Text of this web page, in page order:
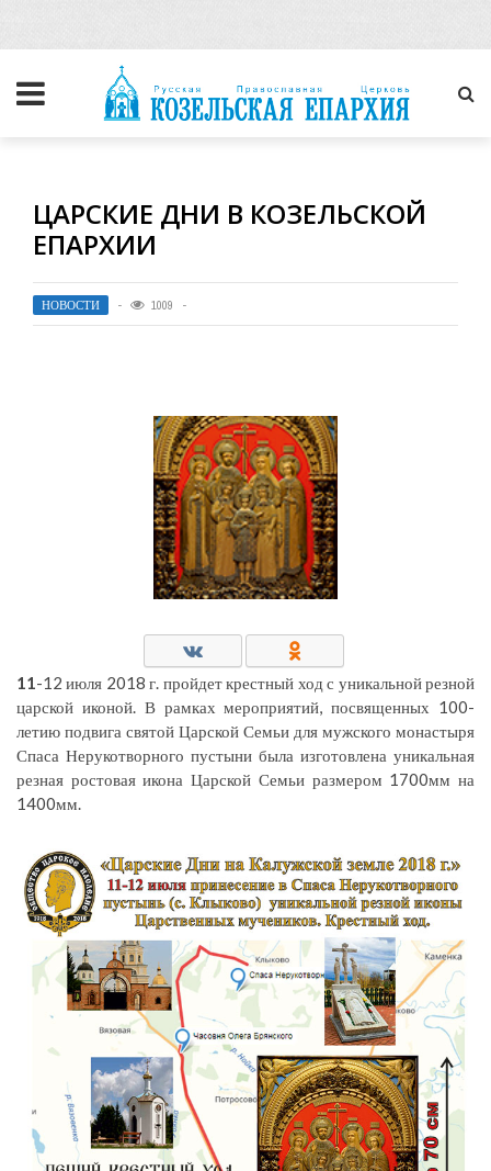
ЦАРСКИЕ ДНИ В КОЗЕЛЬСКОЙ
ЕПАРХИИ
НОВОСТИ 1009
11-12 июля 2018 г. пройдет крестный ход с уникальной резной
царской иконой. В рамках мероприятий, посвященных 100-
летию подвига святой Царской Семьи для мужского монастыря
Спаса Нерукотворного пустыни была изготовлена уникальная
резная ростовая икона Царской Семьи размером 1700мм на
1400мм.